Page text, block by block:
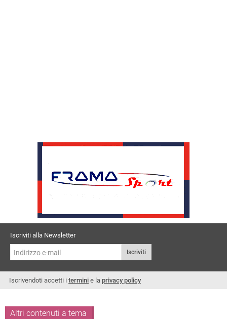
Iscriviti alla Newsletter
Iscriviti
Iscrivendoti accetti i termini e la privacy policy
Altri contenuti a tema